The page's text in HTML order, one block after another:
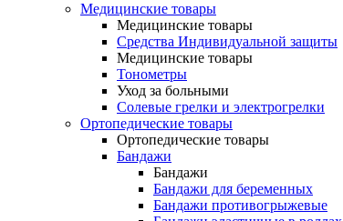
Медицинские товары
Медицинские товары
Средства Индивидуальной защиты
Медицинские товары
Тонометры
Уход за больными
Солевые грелки и электрогрелки
Ортопедические товары
Ортопедические товары
Бандажи
Бандажи
Бандажи для беременных
Бандажи противогрыжевые